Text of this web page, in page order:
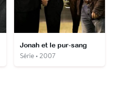
Jonah et le pur-sang
Série • 2007